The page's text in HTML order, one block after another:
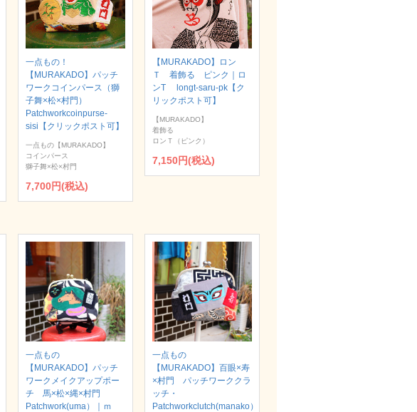
一点もの！
【MURAKADO】パッチ
ワークコインパース（獅
子舞×松×村門）
Patchworkcoinpurse-
sisi【クリックポスト可】
一点もの【MURAKADO】
コインパース
獅子舞×松×村門
7,700円(税込)
【MURAKADO】ロン
Ｔ 着飾る ピンク｜ロ
ンT longt-saru-pk【ク
リックポスト可】
【MURAKADO】
着飾る
ロンＴ（ピンク）
7,150円(税込)
一点もの
【MURAKADO】パッチ
ワークメイクアップポー
チ 馬×松×縄×村門
Patchwork(uma）｜ｍ
一点もの
【MURAKADO】百眼×寿
×村門 パッチワーククラ
ッチ・
Patchworkclutch(manako）